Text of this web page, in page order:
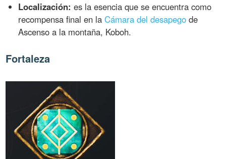
Localización: es la esencia que se encuentra como
recompensa final en laCámara del desapego de
Ascenso a la montaña, Koboh.
Fortaleza